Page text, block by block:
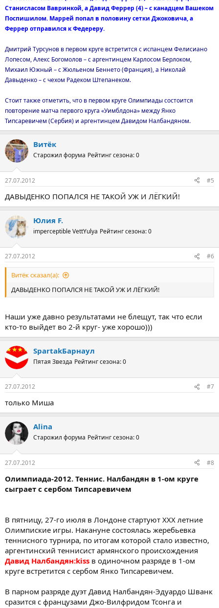
Станисласом Вавринкой, а Давид Феррер (4) – с канадцем Вашеком
Поспишилом. Маррей попал в половину сетки Джоковича, а
Феррер отправился к Федереру.
Дмитрий Турсунов в первом круге встретится с испанцем Фелисиано
Лопесом, Алекс Богомолов – с аргентинцем Карлосом Берлоком,
Михаил Южный – с Жюльеном Беннето (Франция), а Николай
Давыденко – с чехом Радеком Штепанеком.
Стоит также отметить, что в первом круге Олимпиады состоится
повторение матча первого круга «Уимблдона» между Янко
Типсаревичем (Сербия) и аргентинцем Давидом Налбандяном.
Витёк
Старожил форума Рейтинг сезона: 0
27.07.2012 #5
ДАВЫДЕНКО ПОПАЛСЯ НЕ ТАКОЙ УЖ И ЛЁГКИЙ!
Юлия F.
imperceptible VettYulya Рейтинг сезона: 0
27.07.2012 #6
Витёк сказал(а):
ДАВЫДЕНКО ПОПАЛСЯ НЕ ТАКОЙ УЖ И ЛЁГКИЙ!
Наши уже давно результатами не блещут, так что если
кто-то выйдет во 2-й круг- уже хорошо)))
SpartakБарнаул
Пятая Звезда Рейтинг сезона: 0
27.07.2012 #7
только Миша
Alina
Старожил форума Рейтинг сезона: 0
27.07.2012 #8
Олимпиада-2012. Теннис. Налбандян в 1-ом круге
сыграет с сербом Типсаревичем
В пятницу, 27-го июля в Лондоне стартуют XXX летние
Олимпиские игры. Накануне состоялась жеребьевка
теннисного турнира, по итогам которой стало известно,
аргентинский теннисист армянского происхождения
Давид Налбандян:kiss в одиночном разряде в 1-ом
круге встретится с сербом Янко Типсаревичем.
В парном разряде дуэт Давид Налбандян-Эдуардо Шванк
сразится с французами Джо-Вилфридом Тсонга и